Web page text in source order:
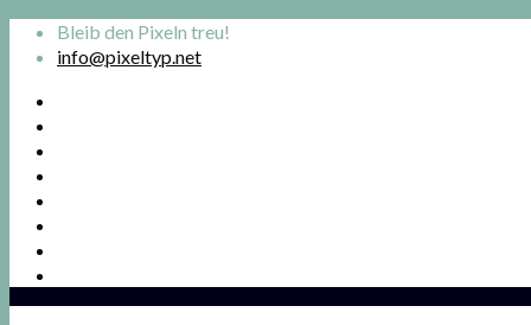
Bleib den Pixeln treu!
info@pixeltyp.net